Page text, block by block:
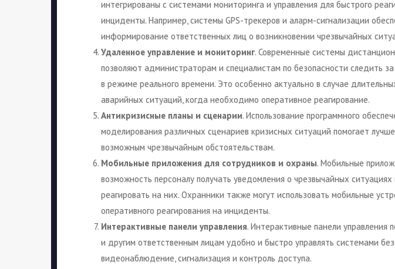
интегрированы с системами мониторинга и управления для быстрого
инциденты. Например, системы GPS-трекеров и аларм-сигнализации
информирование ответственных лиц о возникновении чрезвычайных
Удаленное управление и мониторинг. Современные системы
позволяют администраторам и специалистам по безопасности следить
в режиме реального времени. Это особенно актуально в случае
аварийных ситуаций, когда необходимо оперативное реагирование.
Антикризисные планы и сценарии. Использование программного
моделирования различных сценариев кризисных ситуаций помогает
возможным чрезвычайным обстоятельствам.
Мобильные приложения для сотрудников и охраны. Мобильные
возможность персоналу получать уведомления о чрезвычайных
реагировать на них. Охранники также могут использовать мобильные
оперативного реагирования на инциденты.
Интерактивные панели управления. Интерактивные панели управления
и другим ответственным лицам удобно и быстро управлять системами
видеонаблюдение, сигнализация и контроль доступа.